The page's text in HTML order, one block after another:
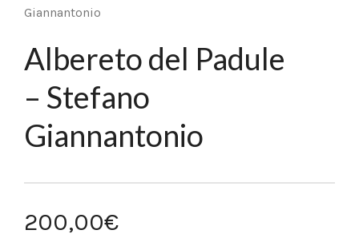
Giannantonio
Albereto del Padule
– Stefano
Giannantonio
200,00€